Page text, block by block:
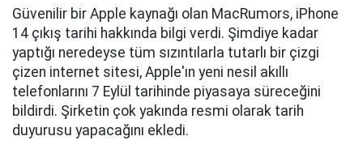
Güvenilir bir Apple kaynağı olan MacRumors, iPhone
14 çıkış tarihi hakkında bilgi verdi. Şimdiye kadar
yaptığı neredeyse tüm sızıntılarla tutarlı bir çizgi
çizen internet sitesi, Apple'ın yeni nesil akıllı
telefonlarını 7 Eylül tarihinde piyasaya süreceğini
bildirdi. Şirketin çok yakında resmi olarak tarih
duyurusu yapacağını ekledi.